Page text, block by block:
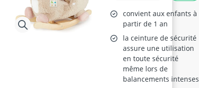
convient aux enfants à
partir de 1 an
la ceinture de sécurité
assure une utilisation
en toute sécurité
même lors de
balancements intenses